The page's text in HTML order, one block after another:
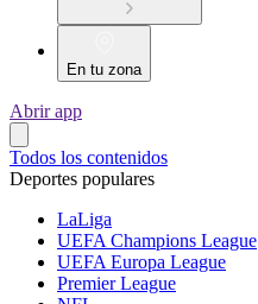
En tu zona
Abrir app
Todos los contenidos
Deportes populares
LaLiga
UEFA Champions League
UEFA Europa League
Premier League